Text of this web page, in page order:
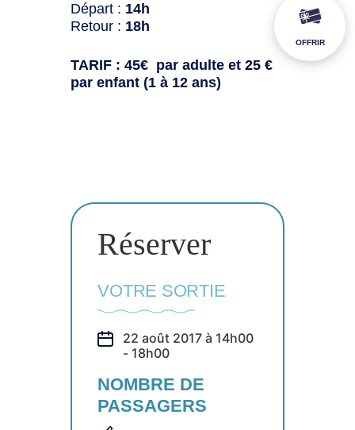
Départ : 14h
Retour : 18h
TARIF : 45€ par adulte et 25 €
par enfant (1 à 12 ans)
Réserver
VOTRE SORTIE
22 août 2017 à 14h00
- 18h00
NOMBRE DE
PASSAGERS
OFFRIR